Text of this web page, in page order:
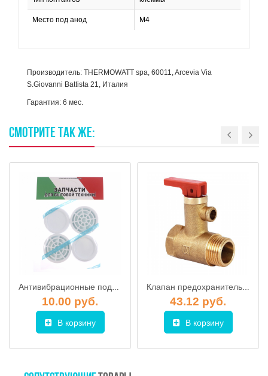
Место под анод М4
Производитель: THERMOWATT spa, 60011, Arcevia Via
S.Giovanni Battista 21, Италия
Гарантия: 6 мес.
СМОТРИТЕ ТАКЖЕ:
Антивибрационные подставки для стиральной машины 60 х 60 х 18 мм, 4 шт Арт. 20532
10.00 руб.
В корзину
Клапан предохранительный для бойлера 3/4" 6.7 bar, Afriso AF8
43.12 руб.
В корзину